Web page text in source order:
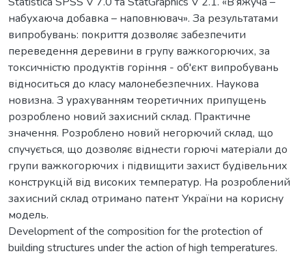
набухаюча добавка – наповнювач». За результатами
випробувань: покриття дозволяє забезпечити
переведення деревини в групу важкогорючих, за
токсичністю продуктів горіння - об'єкт випробувань
відноситься до класу малонебезпечних. Наукова
новизна. З урахуванням теоретичних припущень
розроблено новий захисний склад. Практичне
значення. Розроблено новий негорючий склад, що
спучується, що дозволяє віднести горючі матеріали до
групи важкогорючих і підвищити захист будівельних
конструкцій від високих температур. На розроблений
захисний склад отримано патент України на корисну
модель.
Development of the composition for the protection of
building structures under the action of high temperatures.